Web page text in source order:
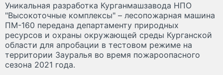
Уникальная разработка Курганмашзавода НПО
"Высокоточные комплексы" – лесопожарная машина
ПМ-160 передана департаменту природных
ресурсов и охраны окружающей среды Курганской
области для апробации в тестовом режиме на
территории Зауралья во время пожароопасного
сезона 2021 года.